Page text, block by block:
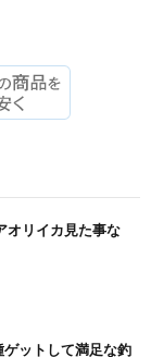
オリイカ見た事な
ットして満足な釣